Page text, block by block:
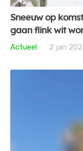
Sneeuw op
gaan flink wit
Actueel
2 jan